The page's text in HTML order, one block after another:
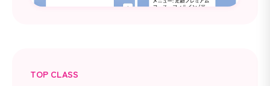
TOP CLASS